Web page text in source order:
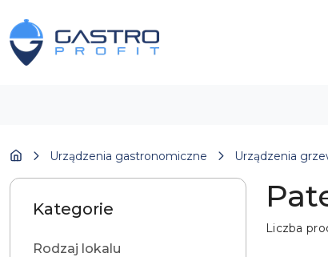
Przejdź do treści głównej
Przejdź do wyszukiwarki
Przejdź do moje konto
Przejdź do menu głównego
Przejdź do stopki
Urządzenia gastronomiczne Urządzenia
Kategorie
Rodzaj lokalu
Liczba